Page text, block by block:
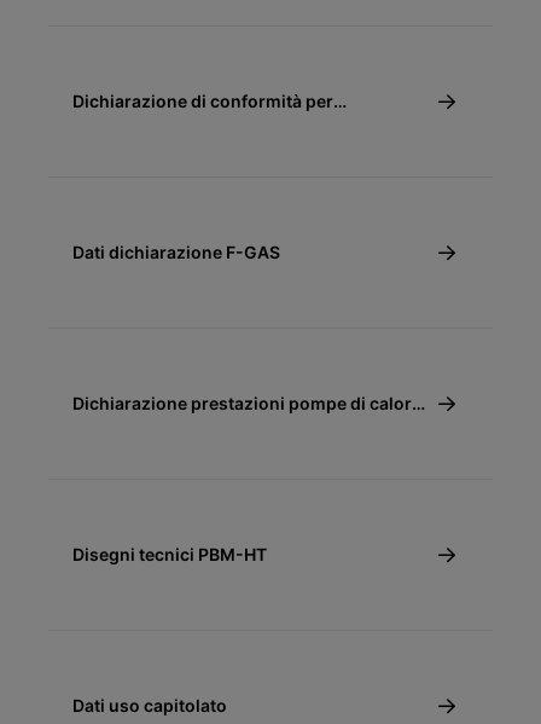
Dichiarazione di conformità per
Dati dichiarazione F-GAS
Dichiarazione prestazioni pompe di calore
Disegni tecnici PBM-HT
Dati uso capitolato